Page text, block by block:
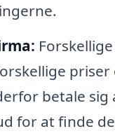
priser
betale sig
for at finde